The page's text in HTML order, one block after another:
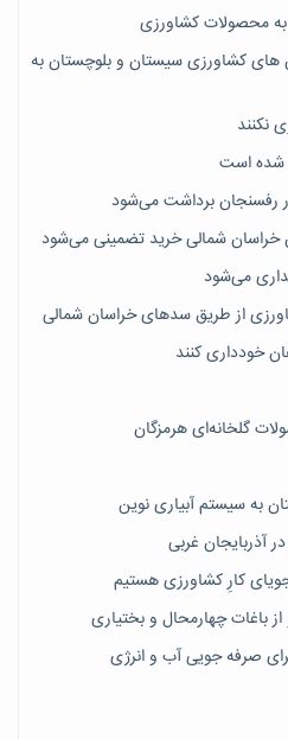
از زمین های کشاورزی سیستان و بلوچستان به
نکنند
خراسان شمالی خرید تضمینی می‌شود
می‌شود
خودداری کنند
گلخانه‌ای هرمزگان
کارِ کشاورزی هستیم
صرفه جویی آب و انرژی